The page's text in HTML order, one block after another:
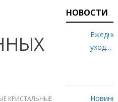
КРИСТАЛЬНЫЕ
Откуда он
НОВОСТИ
уход
вместе
с..